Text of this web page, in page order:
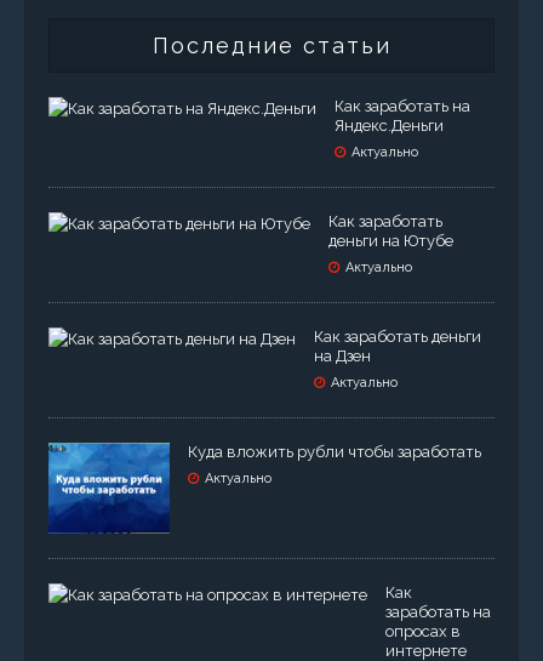
Последние статьи
Как заработать на
Яндекс.Деньги
Актуально
Как заработать
деньги на Ютубе
Актуально
Как заработать деньги
на Дзен
Актуально
Куда вложить рубли чтобы заработать
Актуально
Как
заработать на
опросах в
интернете